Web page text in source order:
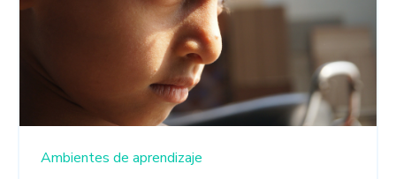
Ambientes de aprendizaje